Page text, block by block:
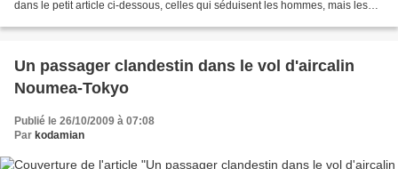
dans le petit article ci-dessous, celles qui séduisent les hommes, mais les
Un passager clandestin dans le vol d'aircalin
Noumea-Tokyo
Publié le 26/10/2009 à 07:08
Par kodamian